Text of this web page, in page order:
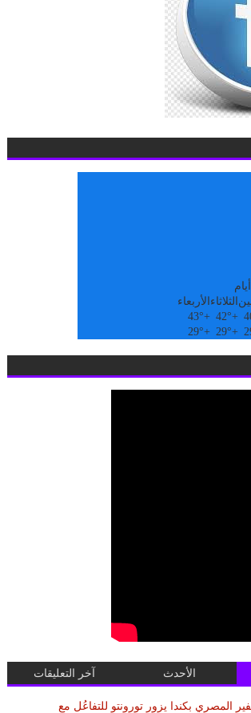
الثلاثاء الأربعاء
+
42°
+
43°
+
29°
+
29°
الأحدث آخر التعليقات
المصري بكندا يزور تورونتو للتفاعُل مع